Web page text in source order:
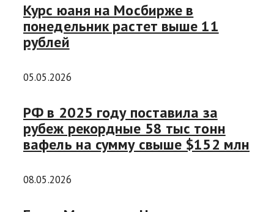
Курс юаня на Мосбирже в
понедельник растет выше 11
рублей
05.05.2026
РФ в 2025 году поставила за
рубеж рекордные 58 тыс тонн
вафель на сумму свыше $152 млн
08.05.2026